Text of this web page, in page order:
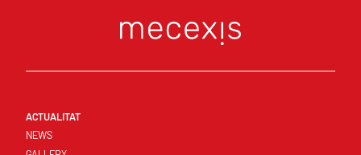
ACTUALITAT
NEWS